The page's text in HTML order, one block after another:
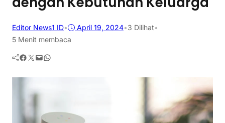
Editor News1 ID• April 19, 2024•3 Dilihat•
5 Menit membaca
Facebook Twitter Mail WhatsApp